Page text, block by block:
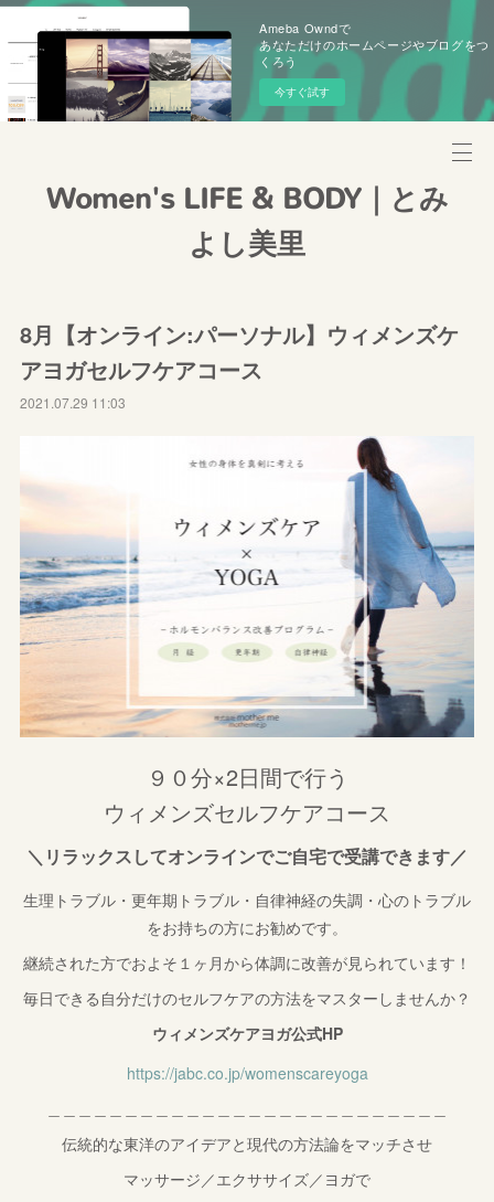
Ameba Owndで
あなただけのホームページやブログをつ
くろう
今すぐ試す
Women's LIFE & BODY｜とみ
よし美里
8月【オンライン:パーソナル】ウィメンズケ
アヨガセルフケアコース
2021.07.29 11:03
９０分×2日間で行う
ウィメンズセルフケアコース
＼リラックスしてオンラインでご自宅で受講できます／
生理トラブル・更年期トラブル・自律神経の失調・心のトラブル
をお持ちの方にお勧めです。
継続された方でおよそ１ヶ月から体調に改善が見られています！
毎日できる自分だけのセルフケアの方法をマスターしませんか？
ウィメンズケアヨガ公式HP
https://jabc.co.jp/womenscareyoga
伝統的な東洋のアイデアと現代の方法論をマッチさせ
マッサージ／エクササイズ／ヨガで